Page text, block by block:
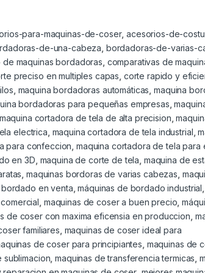
para-maquinas-de-coser,acesorios-de-
de-una-cabeza bordadoras-de-varias-
maquinas bordadoras comparativas de
preciso en multiples capas corte rapido y
maquina bordadoras automáticas ,maquina
bordadoras para pequeñas empresas ,
maquina cortadora de tela de alta precision ,
electrica maquina cortadora de tela industrial ,
para confeccion maquina cortadora de tela para
en 3D maquina de corte de tela maquina de
maquinas bordoras de varias cabezas
en venta ,máquinas de bordado industrial
maquinas de coser a buen precio ,
de coser con maxima eficensia en produccion
familiares maquinas de coser ideal para
de coser para principiantes maquinas de
sublimacion ,maquinas de transferencia termicas ,